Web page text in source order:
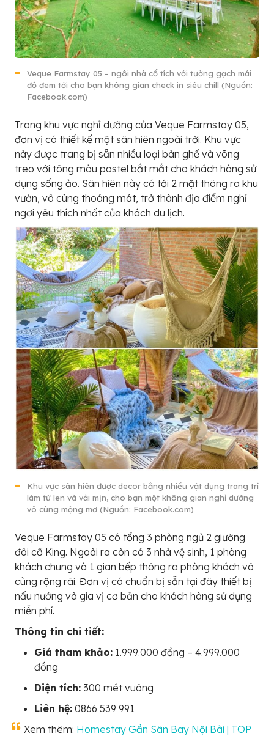
Veque Farmstay 05 – ngôi nhà cổ tích với tường gạch mái
đỏ đem tới cho bạn không gian check in siêu chill (Nguồn:
Facebook.com)
Trong khu vực nghỉ dưỡng của Veque Farmstay 05,
đơn vị có thiết kế một sân hiên ngoài trời. Khu vực
này được trang bị sẵn nhiều loại bàn ghế và võng
treo với tông màu pastel bắt mắt cho khách hàng sử
dụng sống ảo. Sân hiên này có tới 2 mặt thông ra khu
vườn, vô cùng thoáng mát, trở thành địa điểm nghỉ
ngơi yêu thích nhất của khách du lịch.
Khu vực sân hiên được decor bằng nhiều vật dụng trang trí
làm từ len và vải mịn, cho bạn một không gian nghỉ dưỡng
vô cùng mộng mơ (Nguồn: Facebook.com)
Veque Farmstay 05 có tổng 3 phòng ngủ 2 giường
đôi cỡ King. Ngoài ra còn có 3 nhà vệ sinh, 1 phòng
khách chung và 1 gian bếp thông ra phòng khách vô
cùng rộng rãi. Đơn vị có chuẩn bị sẵn tại đây thiết bị
nấu nướng và gia vị cơ bản cho khách hàng sử dụng
miễn phí.
Thông tin chi tiết:
Giá tham khảo: 1.999.000 đồng – 4.999.000
đồng
Diện tích: 300 mét vuông
Liên hệ: 0866 539 991
Xem thêm: Homestay Gần Sân Bay Nội Bài | TOP